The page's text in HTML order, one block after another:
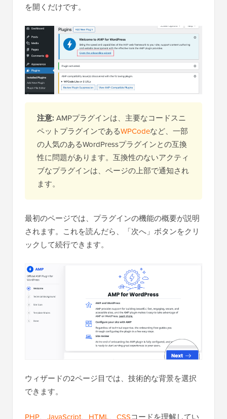
を開くだけです。
注意: AMPプラグインは、主要なコードスニ
ペットプラグインであるWPCodeなど、一部
の人気のあるWordPressプラグインとの互換
性に問題があります。互換性のないアクティ
ブなプラグインは、ページの上部で通知され
ます。
最初のページでは、プラグインの機能の概要が説明
されます。これを読んだら、「次へ」ボタンをクリ
ックして続行できます。
ウィザードの2ページ目では、技術的な背景を選択
できます。
PHP、 JavaScript、 HTML、 CSSコードを理解してい